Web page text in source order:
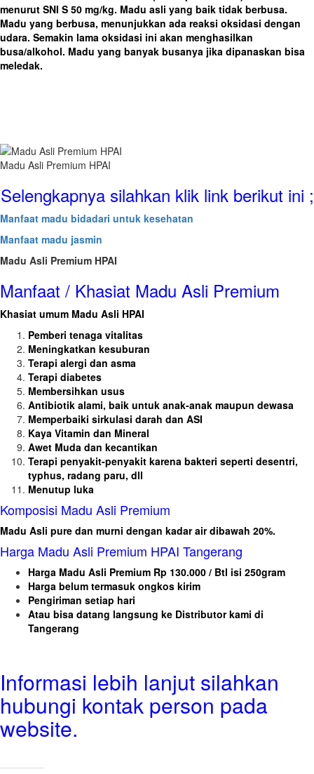
menurut SNI S 50 mg/kg. Madu asli yang baik tidak berbusa.
Madu yang berbusa, menunjukkan ada reaksi oksidasi dengan
udara. Semakin lama oksidasi ini akan menghasilkan
busa/alkohol. Madu yang banyak busanya jika dipanaskan bisa
meledak.
Madu Asli Premium HPAI
Selengkapnya silahkan klik link berikut ini ;
Manfaat madu bidadari untuk kesehatan
Manfaat madu jasmin
Madu Asli Premium HPAI
Manfaat / Khasiat Madu Asli Premium
Khasiat umum Madu Asli HPAI
Pemberi tenaga vitalitas
Meningkatkan kesuburan
Terapi alergi dan asma
Terapi diabetes
Membersihkan usus
Antibiotik alami, baik untuk anak-anak maupun dewasa
Memperbaiki sirkulasi darah dan ASI
Kaya Vitamin dan Mineral
Awet Muda dan kecantikan
Terapi penyakit-penyakit karena bakteri seperti desentri,
typhus, radang paru, dll
Menutup luka
Komposisi Madu Asli Premium
Madu Asli pure dan murni dengan kadar air dibawah 20%.
Harga Madu Asli Premium HPAI Tangerang
Harga Madu Asli Premium Rp 130.000 / Btl isi 250gram
Harga belum termasuk ongkos kirim
Pengiriman setiap hari
Atau bisa datang langsung ke Distributor kami di
Tangerang
Informasi lebih lanjut silahkan
hubungi kontak person pada
website.